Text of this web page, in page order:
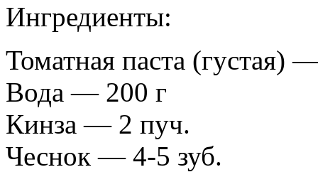
Ингредиенты:
Томатная паста (густая)
Вода — 200 г
Кинза — 2 пуч.
Чеснок — 4-5 зуб.